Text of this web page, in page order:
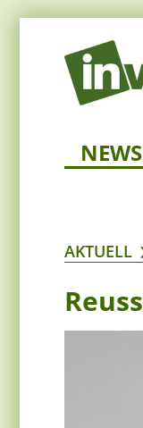
NEWS
AKTUELL